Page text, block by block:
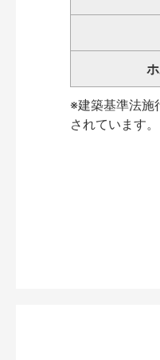
※建築基準法
されています。